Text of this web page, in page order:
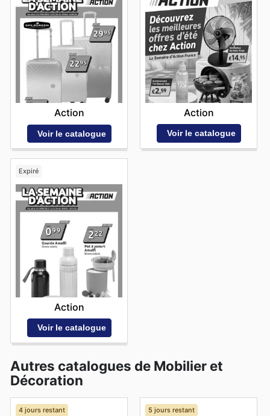
Action
Voir le catalogue
Action
Voir le catalogue
Expiré
Action
Voir le catalogue
Autres catalogues de Mobilier et
Décoration
4 jours restant 5 jours restant